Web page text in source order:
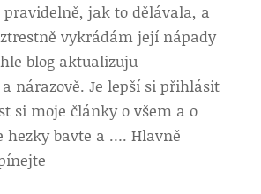
pravidelně, jak to dělávala, a
vykrádám její nápady
blog aktualizuju
nárazově. Je lepší si přihlásit
si moje články o všem a o
hezky bavte a …. Hlavně